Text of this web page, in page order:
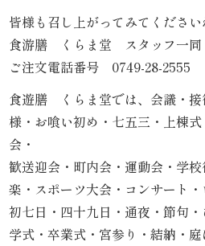
詰
弁
会
席
料
理
皆様も召し上がってみてください
食游膳 くらま堂 スタッフ一同
ご注文電話番号 0749-28-2555
食遊膳 くらま堂では、会議・接
様・お喰い初め・七五三・上棟
会・
歓送迎会・町内会・運動会・学
楽・スポーツ大会・コンサート・
初七日・四十九日・通夜・節句
学式・卒業式・宮参り・結納・